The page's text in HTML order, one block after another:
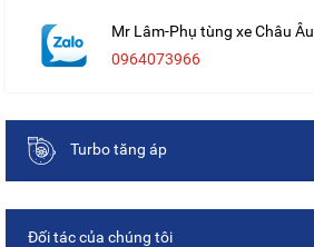
Mr Lâm-Phụ tùng xe Châu Âu
0964073966
Turbo tăng áp
Đối tác của chúng tôi